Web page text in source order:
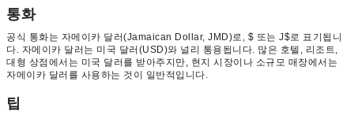
통화
공식 통화는 자메이카 달러(Jamaican Dollar, JMD)로, $ 또는 J$로 표기됩니
다. 자메이카 달러는 미국 달러(USD)와 널리 통용됩니다. 많은 호텔, 리조트,
대형 상점에서는 미국 달러를 받아주지만, 현지 시장이나 소규모 매장에서는
자메이카 달러를 사용하는 것이 일반적입니다.
팁